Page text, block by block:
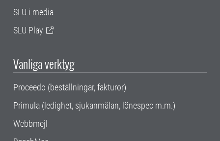
SLU i media
SLU Play
Vanliga verktyg
Proceedo (beställningar, fakturor)
Primula (ledighet, sjukanmälan, lönespec m.m.)
Webbmejl